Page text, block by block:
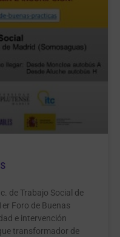
de Trabajo Social de
Foro de Buenas
e intervención
transformador de